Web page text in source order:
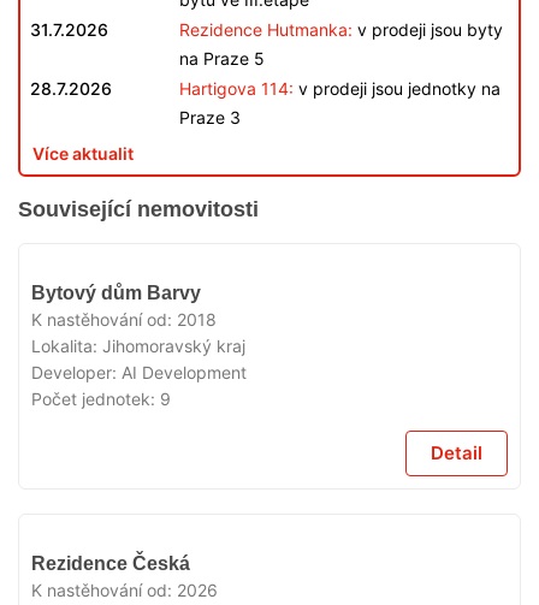
31.7.2026
Rezidence Hutmanka: v prodeji jsou byty
na Praze 5
28.7.2026
Hartigova 114: v prodeji jsou jednotky na
Praze 3
Více aktualit
Související nemovitosti
Bytový dům Barvy
K nastěhování od: 2018
Lokalita: Jihomoravský kraj
Developer: AI Development
Počet jednotek: 9
Detail
Rezidence Česká
K nastěhování od: 2026